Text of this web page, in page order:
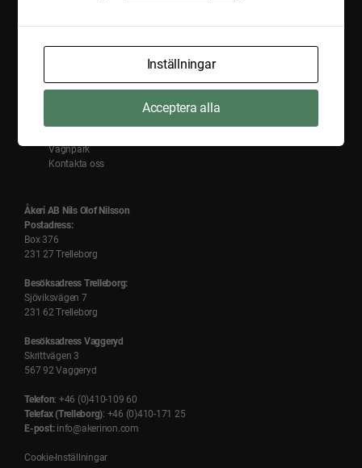
Inrikes
Certifikat
GMP+ – fodersäkerhet
Vagnpark
Kontakta oss
Åkeri AB Nils Olof Nilsson
Postadress:
Box 376
231 27 Trelleborg
Besöksadress Trelleborg:
Sjöviksvägen 7
231 62 Trelleborg
Besöksadress Vaggeryd
Skrittvägen 3
567 92 Vaggeryd
Telefon: +46 (0)410-109 60
Telefax (Trelleborg): +46 (0)410-171 25
E-post:info@akerinon.com
Cookie-Inställningar
Inställningar
Acceptera alla